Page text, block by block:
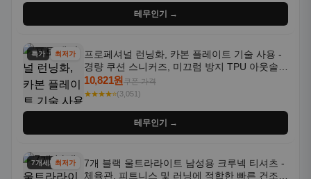
테무인기 →
특가 최저가
프로페셔널 런닝화, 카본 플레이트 기술 사용 -
경량 쿠션 스니커즈, 미끄럼 방지 TPU 아웃솔,
통기성 화이트-퍼플 그라데이션, 헬스, 트레이
닝 - 남성용, 여성용, 모든 계절에 적합
10,821원쿠폰 가격
★★★★⭐(3,051)
테무인기 →
7개세트최저가
7개 블랙 울트라라이트 남성용 크루넥 티셔츠 -
체육관, 피트니스 및 러닝에 적합한 빠른 건조,